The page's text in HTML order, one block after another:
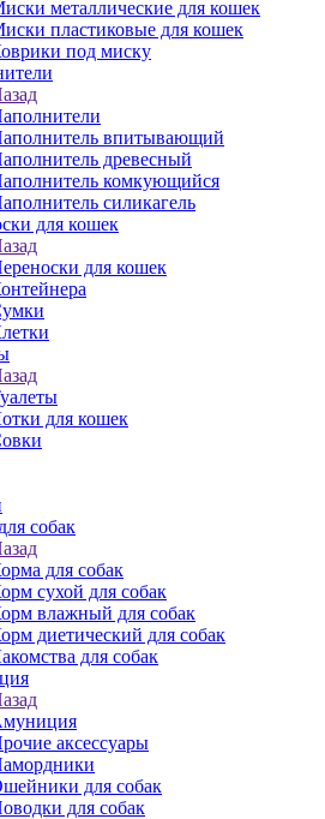
металлические для кошек
пластиковые для кошек
под миску
впитывающий
древесный
комкующийся
силикагель
для кошек
для кошек
для кошек
собак
для собак
сухой для собак
влажный для собак
диетический для собак
для собак
аксессуары
для собак
для собак